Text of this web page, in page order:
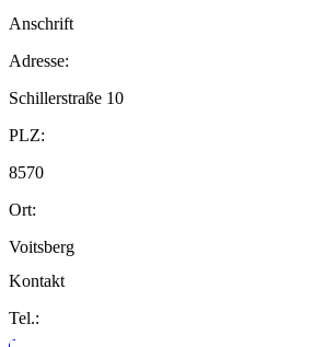
Anschrift
Adresse:
Schillerstraße 10
PLZ:
8570
Ort:
Voitsberg
Kontakt
Tel.: